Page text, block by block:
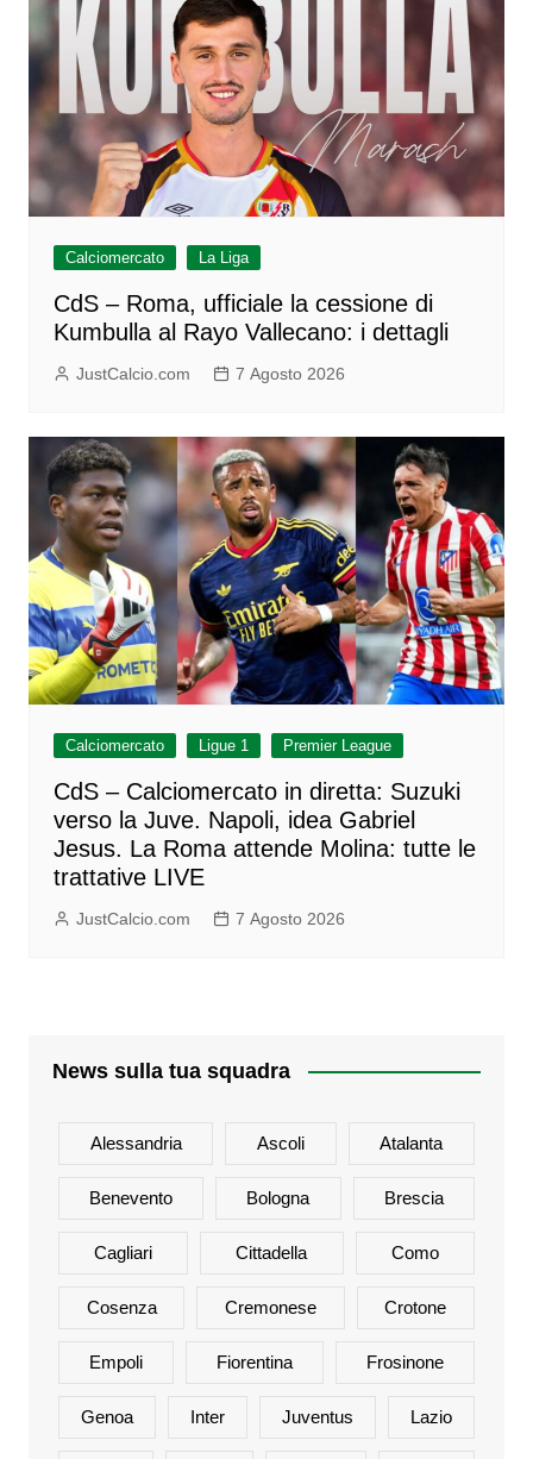
Calciomercato La Liga
CdS – Roma, ufficiale la cessione di
Kumbulla al Rayo Vallecano: i dettagli
JustCalcio.com 7 Agosto 2026
Calciomercato Ligue 1 Premier League
CdS – Calciomercato in diretta: Suzuki
verso la Juve. Napoli, idea Gabriel
Jesus. La Roma attende Molina: tutte le
trattative LIVE
JustCalcio.com 7 Agosto 2026
News sulla tua squadra
Alessandria Ascoli Atalanta
Benevento Bologna Brescia
Cagliari Cittadella Como
Cosenza Cremonese Crotone
Empoli Fiorentina Frosinone
Genoa Inter Juventus Lazio